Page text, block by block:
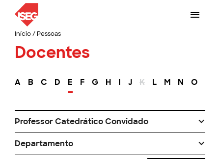
Início/ Pessoas
Docentes
A B C D E F G H I J K L M N O
Professor Catedrático Convidado
Departamento